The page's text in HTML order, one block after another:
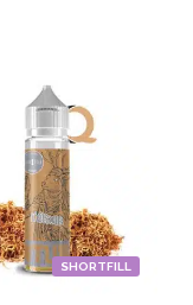
SHORTFILL